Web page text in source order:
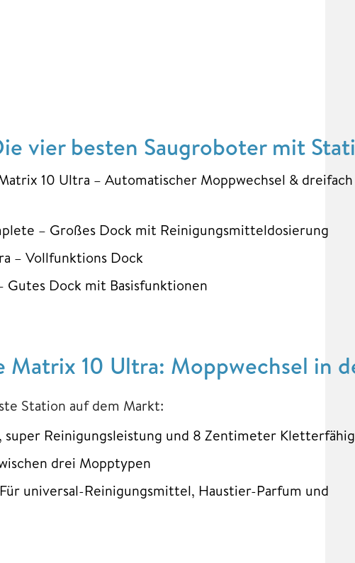
vier besten Saugroboter mit
10 Ultra – Automatischer Moppwechsel & dreifach
– Großes Dock mit Reinigungsmitteldosierung
– Vollfunktions Dock
Gutes Dock mit Basisfunktionen
Matrix 10 Ultra: Moppwechsel in
Station auf dem Markt:
Reinigungsleistung und 8 Zentimeter
drei Mopptypen
universal-Reinigungsmittel, Haustier-Parfum und